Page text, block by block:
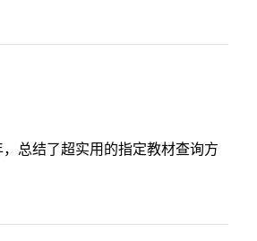
总结了超实用的指定教材查询方